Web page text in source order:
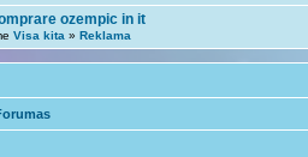
ozempic in it
Visa kita » Reklama